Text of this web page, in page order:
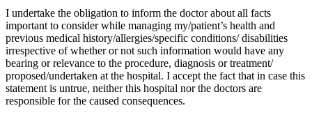
I undertake the obligation to inform the doctor about all facts
important to consider while managing my/patient’s health and
previous medical history/allergies/specific conditions/ disabilities
irrespective of whether or not such information would have any
bearing or relevance to the procedure, diagnosis or treatment/
proposed/undertaken at the hospital. I accept the fact that in case this
statement is untrue, neither this hospital nor the doctors are
responsible for the caused consequences.